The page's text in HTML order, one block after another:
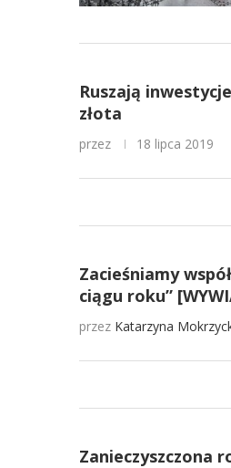
Ruszają
złota
przez 18 lipca 2019
Zacieśniamy
ciągu roku”
przez Katarzyna
Zanieczyszczona